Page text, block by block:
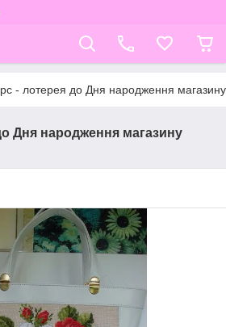
- лотерея до Дня народження
Дня народження магазину